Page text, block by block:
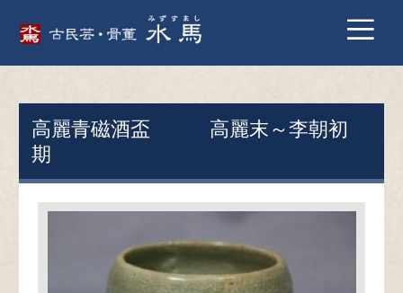
高麗青磁酒盃 高麗末～李朝初
期